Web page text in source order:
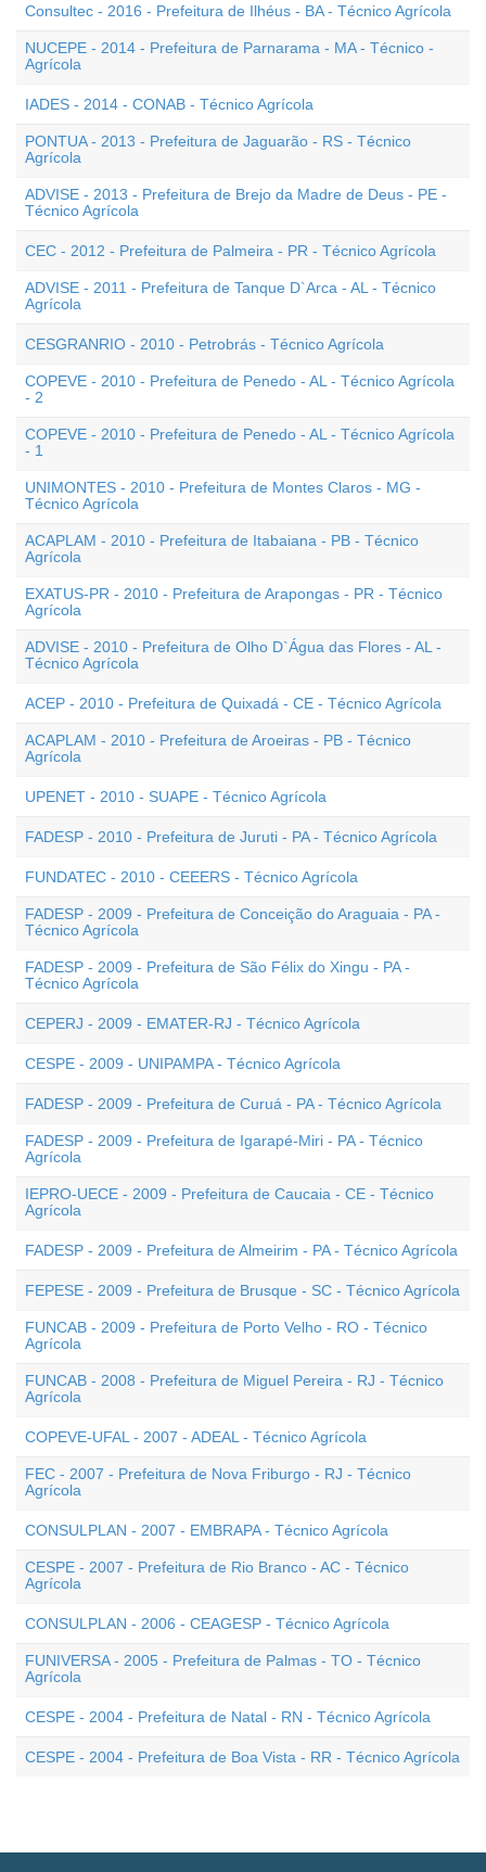
Consultec - 2016 - Prefeitura de Ilhéus - BA - Técnico Agrícola
NUCEPE - 2014 - Prefeitura de Parnarama - MA - Técnico -
Agrícola
IADES - 2014 - CONAB - Técnico Agrícola
PONTUA - 2013 - Prefeitura de Jaguarão - RS - Técnico
Agrícola
ADVISE - 2013 - Prefeitura de Brejo da Madre de Deus - PE -
Técnico Agrícola
CEC - 2012 - Prefeitura de Palmeira - PR - Técnico Agrícola
ADVISE - 2011 - Prefeitura de Tanque D`Arca - AL - Técnico
Agrícola
CESGRANRIO - 2010 - Petrobrás - Técnico Agrícola
COPEVE - 2010 - Prefeitura de Penedo - AL - Técnico Agrícola
- 2
COPEVE - 2010 - Prefeitura de Penedo - AL - Técnico Agrícola
- 1
UNIMONTES - 2010 - Prefeitura de Montes Claros - MG -
Técnico Agrícola
ACAPLAM - 2010 - Prefeitura de Itabaiana - PB - Técnico
Agrícola
EXATUS-PR - 2010 - Prefeitura de Arapongas - PR - Técnico
Agrícola
ADVISE - 2010 - Prefeitura de Olho D`Água das Flores - AL -
Técnico Agrícola
ACEP - 2010 - Prefeitura de Quixadá - CE - Técnico Agrícola
ACAPLAM - 2010 - Prefeitura de Aroeiras - PB - Técnico
Agrícola
UPENET - 2010 - SUAPE - Técnico Agrícola
FADESP - 2010 - Prefeitura de Juruti - PA - Técnico Agrícola
FUNDATEC - 2010 - CEEERS - Técnico Agrícola
FADESP - 2009 - Prefeitura de Conceição do Araguaia - PA -
Técnico Agrícola
FADESP - 2009 - Prefeitura de São Félix do Xingu - PA -
Técnico Agrícola
CEPERJ - 2009 - EMATER-RJ - Técnico Agrícola
CESPE - 2009 - UNIPAMPA - Técnico Agrícola
FADESP - 2009 - Prefeitura de Curuá - PA - Técnico Agrícola
FADESP - 2009 - Prefeitura de Igarapé-Miri - PA - Técnico
Agrícola
IEPRO-UECE - 2009 - Prefeitura de Caucaia - CE - Técnico
Agrícola
FADESP - 2009 - Prefeitura de Almeirim - PA - Técnico Agrícola
FEPESE - 2009 - Prefeitura de Brusque - SC - Técnico Agrícola
FUNCAB - 2009 - Prefeitura de Porto Velho - RO - Técnico
Agrícola
FUNCAB - 2008 - Prefeitura de Miguel Pereira - RJ - Técnico
Agrícola
COPEVE-UFAL - 2007 - ADEAL - Técnico Agrícola
FEC - 2007 - Prefeitura de Nova Friburgo - RJ - Técnico
Agrícola
CONSULPLAN - 2007 - EMBRAPA - Técnico Agrícola
CESPE - 2007 - Prefeitura de Rio Branco - AC - Técnico
Agrícola
CONSULPLAN - 2006 - CEAGESP - Técnico Agrícola
FUNIVERSA - 2005 - Prefeitura de Palmas - TO - Técnico
Agrícola
CESPE - 2004 - Prefeitura de Natal - RN - Técnico Agrícola
CESPE - 2004 - Prefeitura de Boa Vista - RR - Técnico Agrícola